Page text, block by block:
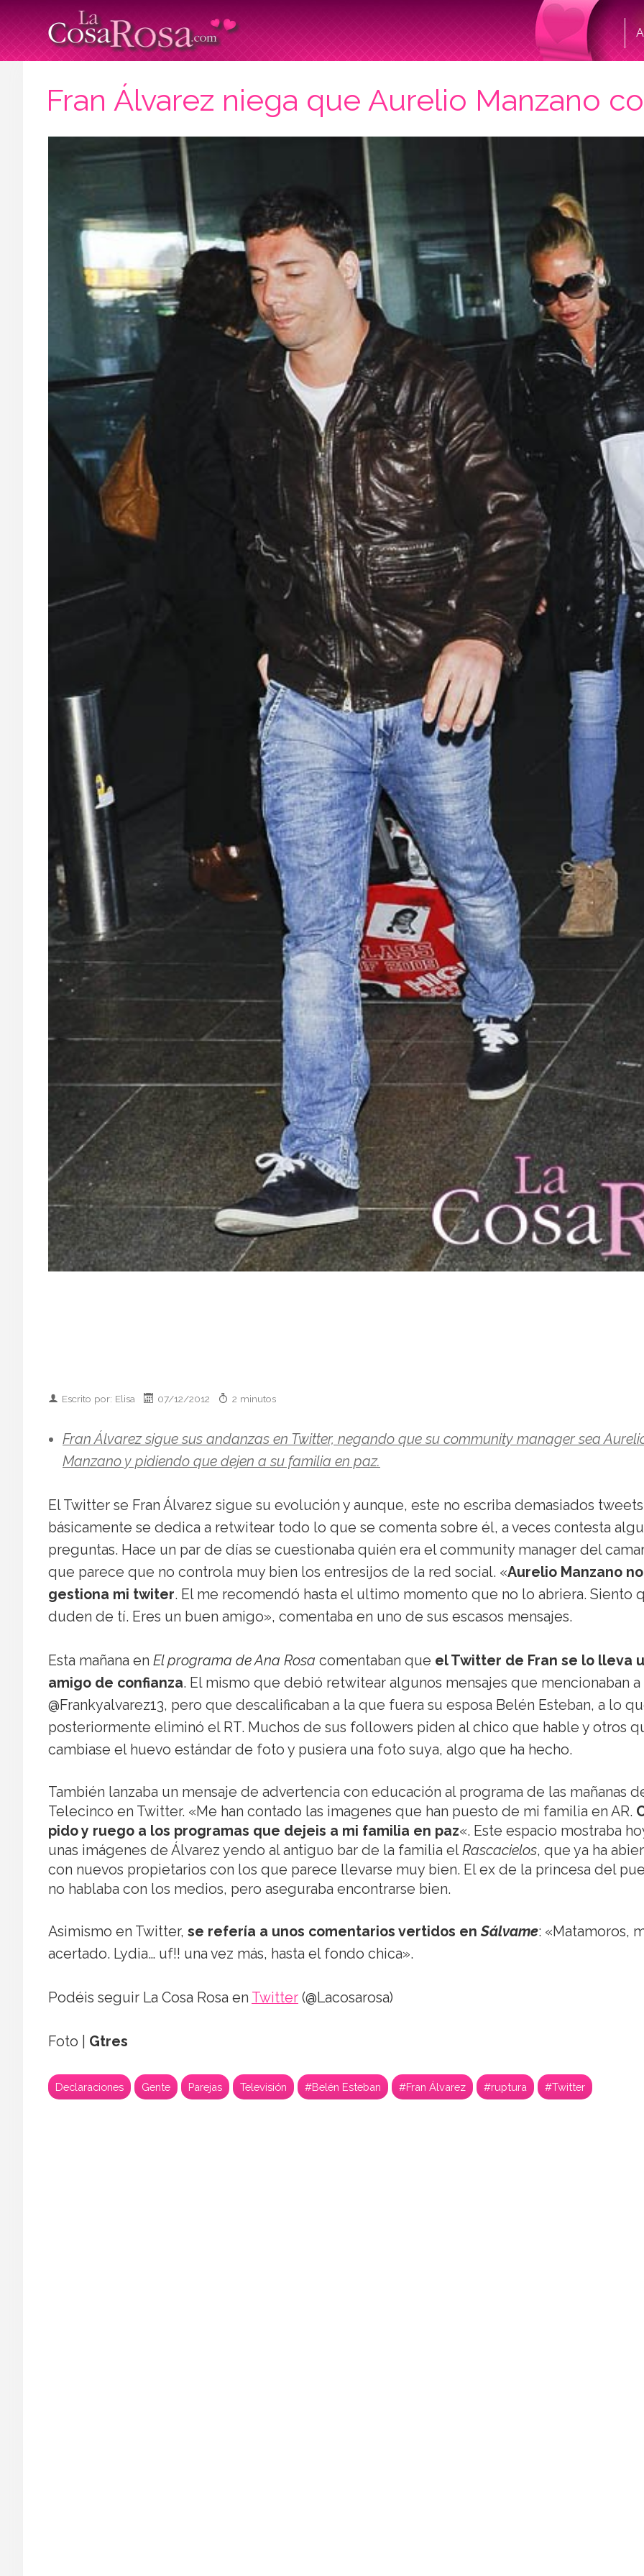
Fran Álvarez niega que Aurelio Manzano
Escrito por: Elisa 07/12/2012 2 minutos
Fran Álvarez sigue sus andanzas en Twitter, negando que su community manager sea
Manzano y pidiendo que dejen a su familia en paz.
El Twitter se Fran Álvarez sigue su evolución y aunque, este no escriba demasiados
básicamente se dedica a retwitear todo lo que se comenta sobre él, a veces contesta
preguntas. Hace un par de días se cuestionaba quién era el community manager del
que parece que no controla muy bien los entresijos de la red social. «Aurelio Manzano no
gestiona mi twiter. El me recomendó hasta el ultimo momento que no lo abriera. Siento
duden de tí. Eres un buen amigo», comentaba en uno de sus escasos mensajes.
Esta mañana en El programa de Ana Rosa comentaban que el Twitter de Fran se lo lleva
amigo de confianza. El mismo que debió retwitear algunos mensajes que mencionaban a
@Frankyalvarez13, pero que descalificaban a la que fuera su esposa Belén Esteban, a lo
posteriormente eliminó el RT. Muchos de sus followers piden al chico que hable y otros
cambiase el huevo estándar de foto y pusiera una foto suya, algo que ha hecho.
También lanzaba un mensaje de advertencia con educación al programa de las mañanas
Telecinco en Twitter. «Me han contado las imagenes que han puesto de mi familia en AR.
pido y ruego a los programas que dejeis a mi familia en paz«. Este espacio mostraba
unas imágenes de Álvarez yendo al antiguo bar de la familia elRascacielos, que ya ha
con nuevos propietarios con los que parece llevarse muy bien. El ex de la princesa del
no hablaba con los medios, pero aseguraba encontrarse bien.
Asimismo en Twitter, se refería a unos comentarios vertidos enSálvame: «Matamoros,
acertado. Lydia… uf!! una vez más, hasta el fondo chica».
Podéis seguir La Cosa Rosa en Twitter (@Lacosarosa)
Foto | Gtres
Declaraciones Gente Parejas Televisión #Belén Esteban #Fran Álvarez #ruptura #Twitter